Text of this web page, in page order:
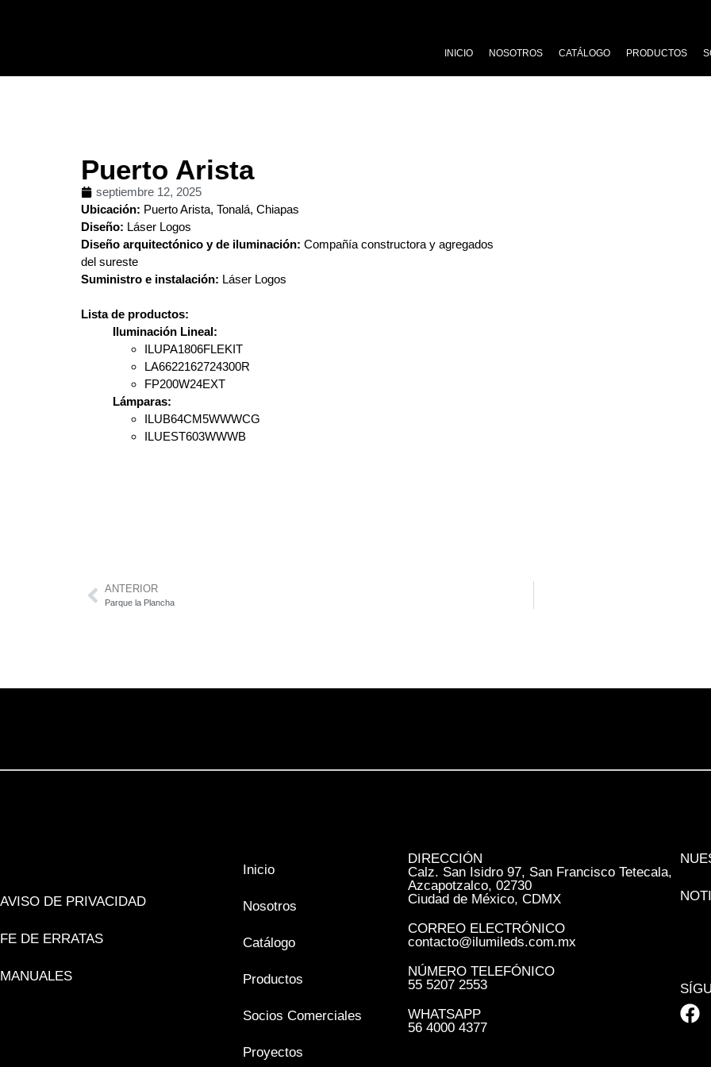
INICIO
NOSOTROS CATÁLOGO PRODUCTOS
Puerto Arista
septiembre 12, 2025
Ubicación: Puerto Arista, Tonalá, Chiapas
Diseño: Láser Logos
Diseño arquitectónico y de iluminación: Compañía constructora y agregados
del sureste
Suministro e instalación: Láser Logos
Lista de productos:
Iluminación Lineal:
ILUPA1806FLEKIT
LA6622162724300R
FP200W24EXT
Lámparas:
ILUB64CM5WWWCG
ILUEST603WWWB
ANTERIOR
Parque la Plancha
AVISO DE PRIVACIDAD
FE DE ERRATAS
MANUALES
Inicio
Nosotros
Catálogo
Productos
Socios Comerciales
Proyectos
DIRECCIÓN
Calz. San Isidro 97, San Francisco Tetecala,
Azcapotzalco, 02730
Ciudad de México, CDMX
CORREO ELECTRÓNICO
contacto@ilumileds.com.mx
NÚMERO TELEFÓNICO
55 5207 2553
WHATSAPP
56 4000 4377